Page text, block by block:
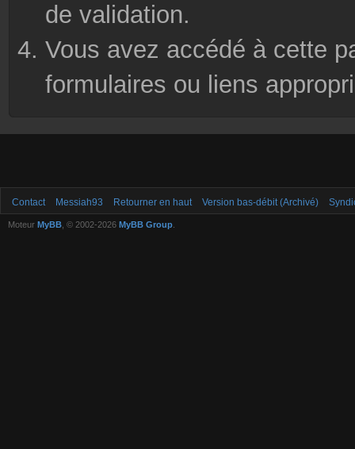
de validation.
Vous avez accédé à cette
formulaires ou liens
Contact Messiah93 Retourner en haut Version bas-débit (Archivé)
Moteur MyBB , © 2002-2026 MyBB Group